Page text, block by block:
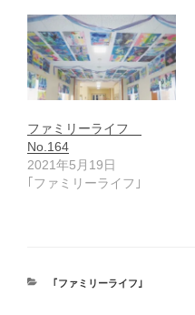
ファミリーライフ
No.164
2021年5月19日
｢ファミリーライフ｣
カ
｢ファミリーライフ｣